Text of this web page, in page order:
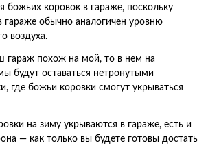
божьих коровок в гараже, поскольку
гараже обычно аналогичен уровню
воздуха.
гараж похож на мой, то в нем на
будут оставаться нетронутыми
где божьи коровки смогут укрываться
на зиму укрываются в гараже, есть и
— как только вы будете готовы достать